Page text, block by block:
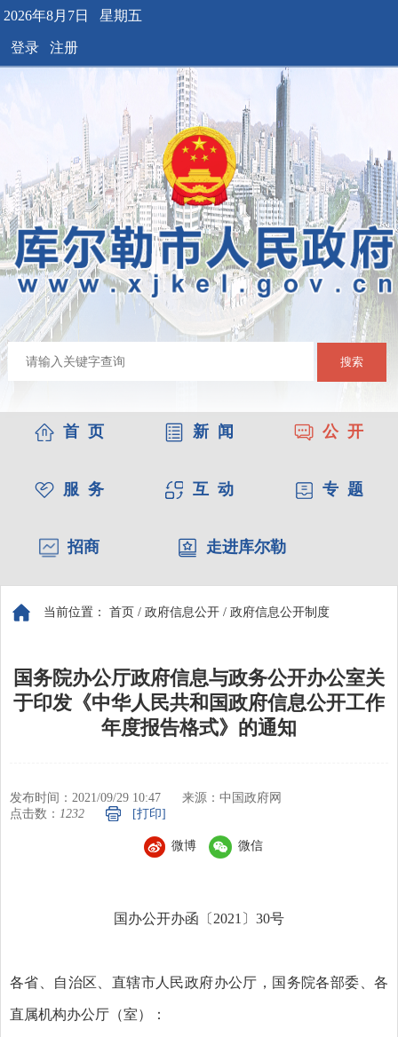
2026年8月7日 星期五
登录 注册
搜索
首 页 新 闻 公 开
服 务 互 动 专 题
招商 走进库尔勒
当前位置： 首页 / 政府信息公开 / 政府信息公开制度
国务院办公厅政府信息与政务公开办公室关
于印发《中华人民共和国政府信息公开工作
年度报告格式》的通知
发布时间：2021/09/29 10:47
来源：中国政府网
点击数： 1232 [打印]
微博 微信
国办公开办函〔2021〕30号
各省、自治区、直辖市人民政府办公厅，国务院各部委、各
直属机构办公厅（室）：